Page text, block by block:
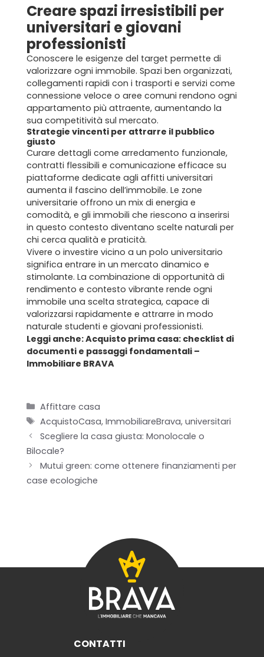
Home
Chi siamo
Il team
Formula BRAVA
Servizi per i clienti
Servizi per gli agenti
I nostri immobili
Blog
Creare spazi irresistibili per
universitari e giovani
professionisti
Conoscere le esigenze del target permette di
valorizzare ogni immobile. Spazi ben organizzati,
collegamenti rapidi con i trasporti e servizi come
connessione veloce o aree comuni rendono ogni
appartamento più attraente, aumentando la
sua competitività sul mercato.
Strategie vincenti per attrarre il pubblico
giusto
Curare dettagli come arredamento funzionale,
contratti flessibili e comunicazione efficace su
piattaforme dedicate agli affitti universitari
aumenta il fascino dell’immobile. Le zone
universitarie offrono un mix di energia e
comodità, e gli immobili che riescono a inserirsi
in questo contesto diventano scelte naturali per
chi cerca qualità e praticità.
Vivere o investire vicino a un polo universitario
significa entrare in un mercato dinamico e
stimolante. La combinazione di opportunità di
rendimento e contesto vibrante rende ogni
immobile una scelta strategica, capace di
valorizzarsi rapidamente e attrarre in modo
naturale studenti e giovani professionisti.
Leggi anche:Acquisto prima casa: checklist di
documenti e passaggi fondamentali –
Immobiliare BRAVA
Categorie
Affittare casa
Tag
AcquistoCasa,ImmobiliareBrava,universitari
Scegliere la casa giusta: Monolocale o
Bilocale?
Mutui green: come ottenere finanziamenti per
case ecologiche
CONTATTI